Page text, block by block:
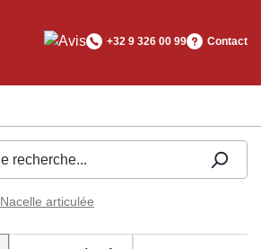
+32 9 326 00 99 Contact
Nacelle articulée